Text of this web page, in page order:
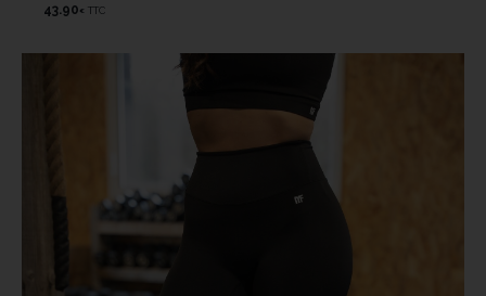
43.90 € TTC